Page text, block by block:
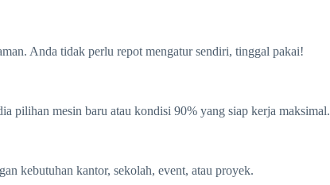
Anda tidak perlu repot mengatur sendiri, tinggal pakai!
pilihan mesin baru atau kondisi 90% yang siap kerja maksimal.
kebutuhan kantor, sekolah, event, atau proyek.